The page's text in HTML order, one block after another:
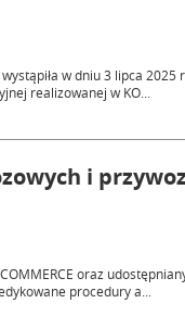
w dniu 3 lipca 2025
realizowanej w KO...
i
oraz
procedury a...